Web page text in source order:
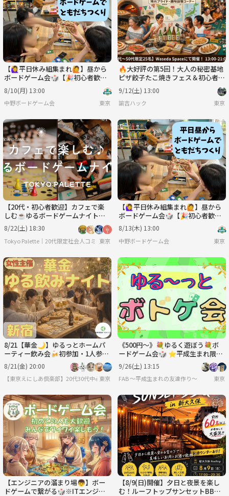
【🙋‍♀️平日休み組集まれ🙋】昼から
ボードゲーム会🎲【🎉初心者歓迎
🎉】
8/10(月) 13:00
中野ボードゲーム会 東京
🔥大好評の第5回！大人の秘密基地
ピザ餃子たこ焼きフェス＆初心者カ
ジノ🃏地方創生！地元・趣味自慢
で繋がる社交場
9/12(土) 13:00
諭吉ハック 東京
【20代・初心者歓迎】カフェで楽
しむ☕️ゆるボードゲームナイト🎲
✨
8/22(土) 18:30
Tokyo Palette｜20代限定社会人コミュニティ🌈
東京
【🙋‍♀️平日休み組集まれ🙋】昼から
ボードゲーム会🎲【🎉初心者歓迎
🎉】
8/13(木) 13:00
中野ボードゲーム会 東京
8/21【華金🌙】ゆるっとホームパ
ーティー飲み会🍻初参加・1人参加
多数！
8/21(金) 20:00
【東京えにしあ倶楽部】20代30代中心！社会人のための“もうひとつの居場所”
東京
《500円〜》💐ゆるく遊ぼう💐ボ
ードゲーム会🎲 ⭐︎平成生まれ限定
⭐︎
9/26(土) 13:15
FAB 〜平成生まれの友達作り〜 東京
【エンジニアの溜まり場👦】ボー
ドゲームで繋がる🎲※ITエンジニ
【8/9(日)開催】夕日と夜景を楽し
む！ルーフトップサンセットBBQ